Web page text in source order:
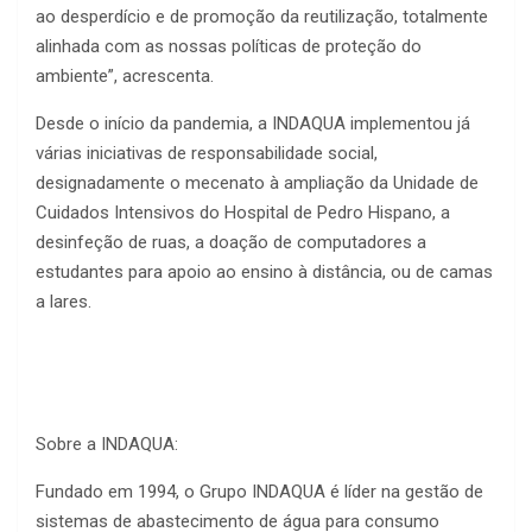
ao desperdício e de promoção da reutilização, totalmente
alinhada com as nossas políticas de proteção do
ambiente”, acrescenta.
Desde o início da pandemia, a INDAQUA implementou já
várias iniciativas de responsabilidade social,
designadamente o mecenato à ampliação da Unidade de
Cuidados Intensivos do Hospital de Pedro Hispano, a
desinfeção de ruas, a doação de computadores a
estudantes para apoio ao ensino à distância, ou de camas
a lares.
Sobre a INDAQUA:
Fundado em 1994, o Grupo INDAQUA é líder na gestão de
sistemas de abastecimento de água para consumo